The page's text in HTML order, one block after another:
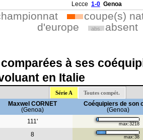
Lecce 1-0 Genoa
coupe(s)
d'europe
abs. absent
à ses
en Italie
Série A Toutes compét.
Maxwel CORNET
(Genoa)
Coéquipiers de son
(Genoa)
111' max:3218
8 max:38